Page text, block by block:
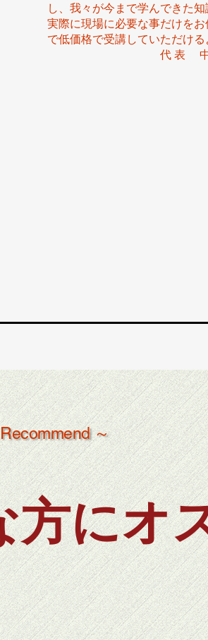
し、我々が今まで学んできた
実際に現場に必要な事だけを
で低価格で受講していただける
代 表 中 田
～
方にオ